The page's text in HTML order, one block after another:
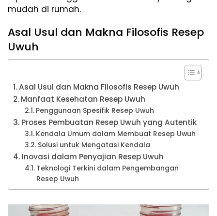
mudah di rumah.
Asal Usul dan Makna Filosofis Resep
Uwuh
Asal Usul dan Makna Filosofis Resep Uwuh
Manfaat Kesehatan Resep Uwuh
Penggunaan Spesifik Resep Uwuh
Proses Pembuatan Resep Uwuh yang Autentik
Kendala Umum dalam Membuat Resep Uwuh
Solusi untuk Mengatasi Kendala
Inovasi dalam Penyajian Resep Uwuh
Teknologi Terkini dalam Pengembangan
Resep Uwuh